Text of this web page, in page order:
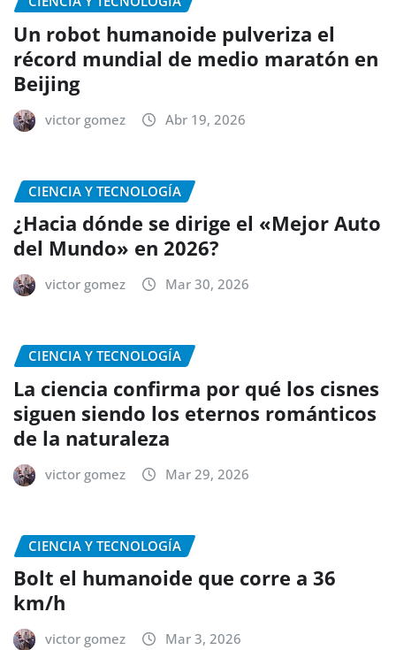
Un robot humanoide pulveriza el
récord mundial de medio maratón en
Beijing
victor gomez Abr 19, 2026
CIENCIA Y TECNOLOGÍA
¿Hacia dónde se dirige el «Mejor Auto
del Mundo» en 2026?
victor gomez Mar 30, 2026
CIENCIA Y TECNOLOGÍA
La ciencia confirma por qué los cisnes
siguen siendo los eternos románticos
de la naturaleza
victor gomez Mar 29, 2026
CIENCIA Y TECNOLOGÍA
Bolt el humanoide que corre a 36
km/h
victor gomez Mar 3, 2026